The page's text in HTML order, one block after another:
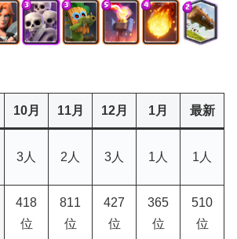
10月 11月 12月 1月 最新
3人 2人 3人 1人 1人
418
位
811
位
427
位
365
位
510
位